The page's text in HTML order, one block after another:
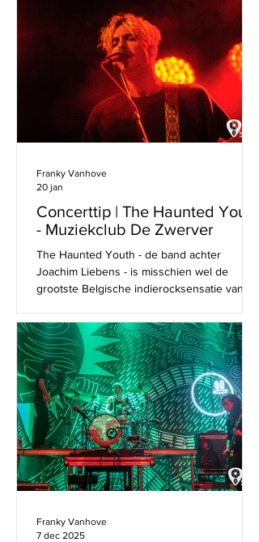
waarde op de Belgische festivalpodia en
concertzalen. Arsenal live is altijd anders,
maar met dezelfde basisingrediënten. Een
zak vol onverslijtbare hits ( Mr.Doorman!
Longee! Saudade! Melvin! Estupendo! Lotuk!
), een grote liveband d
Concerttip | The Haunted Youth
- Muziekclub De Zwerver
The Haunted Youth - de band achter
Joachim Liebens - is misschien wel de
grootste Belgische indierocksensatie van de
veelgeprezen debuutalbum 'Dawn of the
Freak' en een nonstop tour, wordt
binnenkort hun tweede album 'Boys Cry
Too' gelost. Bij deze release, en met een
exclusieve try-out in de Zwerver, zal hun
nieuwe Europese Tour starten met shows in
Londen, Parijs, Berlijn, Hamburg, Keulen,
Madrid, Amsterdam en Brussel. The Haunted
Yout
Franky Vanhove
20 jan
Franky Vanhove
7 dec 2025